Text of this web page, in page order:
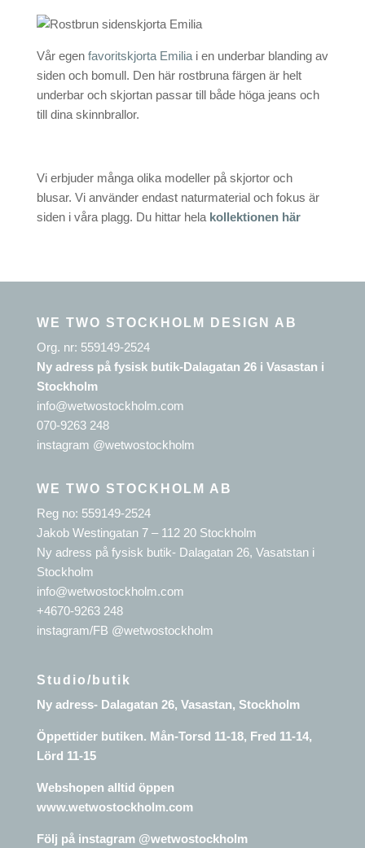
Vår egen favoritskjorta Emiliai en underbar blanding av
siden och bomull. Den här rostbruna färgen är helt
underbar och skjortan passar till både höga jeans och
till dina skinnbrallor.
Vi erbjuder många olika modeller på skjortor och
blusar. Vi använder endast naturmaterial och fokus är
siden i våra plagg. Du hittar hela kollektionen här
WE TWO STOCKHOLM DESIGN AB
Org. nr: 559149-2524
Ny adress på fysisk butik-Dalagatan 26 i Vasastan i
Stockholm
info@wetwostockholm.com
070-9263 248
instagram @wetwostockholm
WE TWO STOCKHOLM AB
Reg no: 559149-2524
Jakob Westingatan 7 – 112 20 Stockholm
Ny adress på fysisk butik- Dalagatan 26, Vasatstan i
Stockholm
info@wetwostockholm.com
+4670-9263 248
instagram/FB @wetwostockholm
Studio/butik
Ny adress- Dalagatan 26, Vasastan, Stockholm
Öppettider butiken. Mån-Torsd 11-18, Fred 11-14,
Lörd 11-15
Webshopen alltid öppen
www.wetwostockholm.com
Följ på instagram @wetwostockholm